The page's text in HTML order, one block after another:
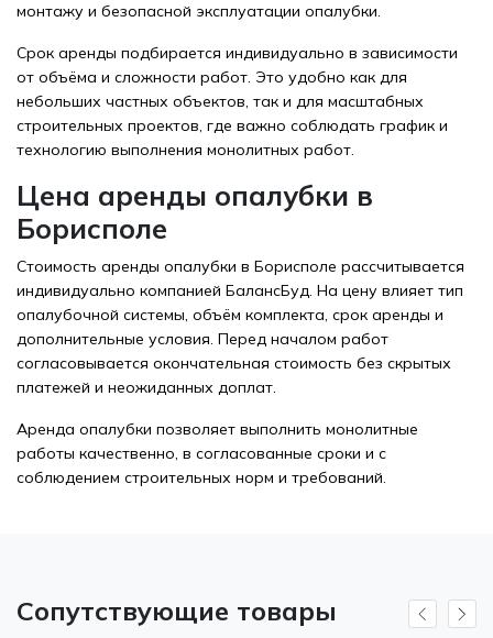
монтажу и безопасной эксплуатации опалубки.
Срок аренды подбирается индивидуально в зависимости
от объёма и сложности работ. Это удобно как для
небольших частных объектов, так и для масштабных
строительных проектов, где важно соблюдать график и
технологию выполнения монолитных работ.
Цена аренды опалубки в
Борисполе
Стоимость аренды опалубки в Борисполе рассчитывается
индивидуально компанией БалансБуд. На цену влияет тип
опалубочной системы, объём комплекта, срок аренды и
дополнительные условия. Перед началом работ
согласовывается окончательная стоимость без скрытых
платежей и неожиданных доплат.
Аренда опалубки позволяет выполнить монолитные
работы качественно, в согласованные сроки и с
соблюдением строительных норм и требований.
Сопутствующие товары